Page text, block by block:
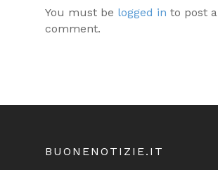
You must be logged in to post a
comment.
BUONENOTIZIE.IT